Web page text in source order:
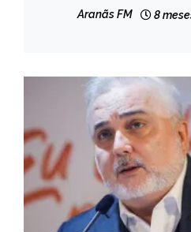
NOTÍCIASAranãs FM 8